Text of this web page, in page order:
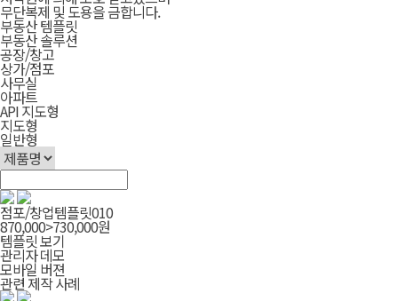
무단복제 및 도용을 금합니다.
부동산 템플릿
부동산 솔루션
공장/창고
상가/점포
사무실
아파트
API 지도형
지도형
일반형
점포/창업템플릿010
870,000>730,000원
템플릿 보기
관리자 데모
모바일 버젼
관련 제작 사례